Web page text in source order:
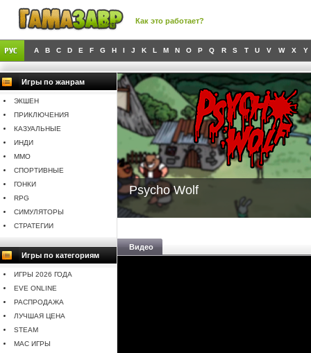
Как это работает?
A B C D E F G H I J K L M N O P Q R S T U V W X Y
Игры по жанрам
ЭКШЕН
ПРИКЛЮЧЕНИЯ
КАЗУАЛЬНЫЕ
ИНДИ
MMO
СПОРТИВНЫЕ
ГОНКИ
RPG
СИМУЛЯТОРЫ
СТРАТЕГИИ
Игры по категориям
ИГРЫ 2026 ГОДА
EVE ONLINE
РАСПРОДАЖА
ЛУЧШАЯ ЦЕНА
STEAM
MAC ИГРЫ
Psycho Wolf
Видео